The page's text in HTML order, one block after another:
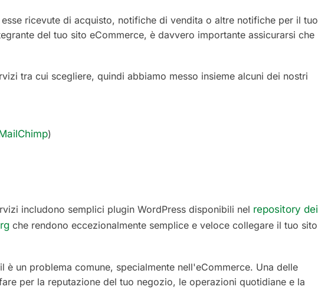
ricevute di acquisto, notifiche di vendita o altre notifiche per il tuo
del tuo sito eCommerce, è davvero importante assicurarsi che
tra cui scegliere, quindi abbiamo messo insieme alcuni dei nostri
)
includono semplici plugin WordPress disponibili nel repository dei
che rendono eccezionalmente semplice e veloce collegare il tuo sito
è un problema comune, specialmente nell'eCommerce. Una delle
per la reputazione del tuo negozio, le operazioni quotidiane e la